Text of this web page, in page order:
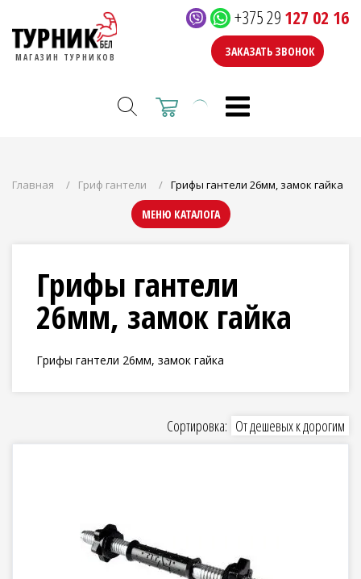
МАГАЗИН ТУРНИКОВ
+375 29 127 02 16
ЗАКАЗАТЬ ЗВОНОК
Главная Гриф гантели Грифы гантели 26мм, замок гайка
МЕНЮ КАТАЛОГА
Грифы гантели
26мм, замок гайка
Грифы гантели 26мм, замок гайка
Сортировка: От дешевых к дорогим